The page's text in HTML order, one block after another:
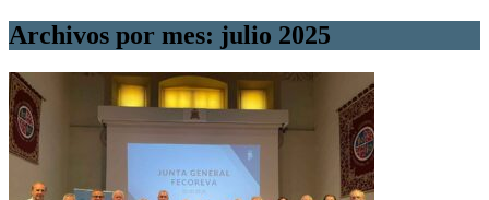
Archivos por mes: julio 2025